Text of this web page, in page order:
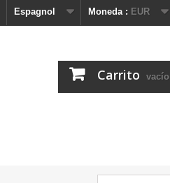
Moneda : EUR
Espagnol
Carrito vacío